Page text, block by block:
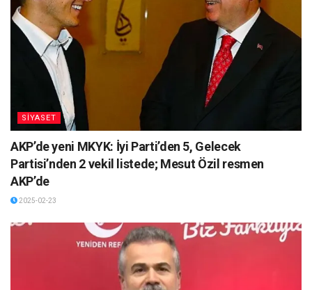
SİYASET
AKP’de yeni MKYK: İyi Parti’den 5, Gelecek
Partisi’nden 2 vekil listede; Mesut Özil resmen
AKP’de
2025-02-23